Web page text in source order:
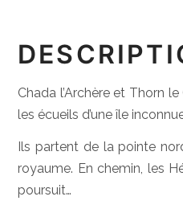
Chada l’Archère et Thorn
les écueils d’une île
Ils partent de la pointe
royaume. En chemin, les
poursuit…